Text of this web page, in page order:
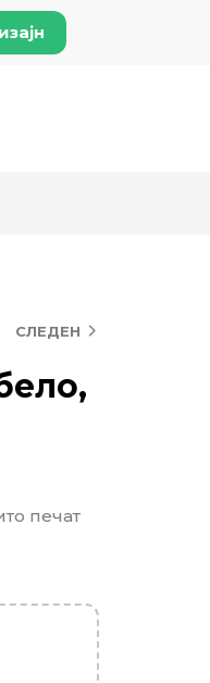
СЛЕДЕН
печат